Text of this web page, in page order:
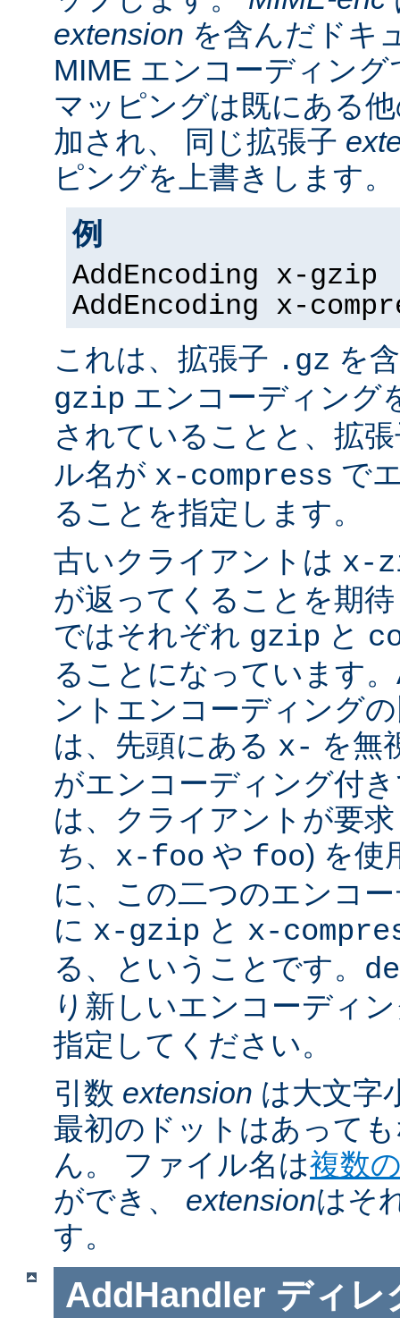
extension を含んだドキ
MIME エンコーディン
マッピングは既にある
加され、 同じ拡張子
ピングを上書きします。
例
AddEncoding x-gzip
AddEncoding x-
これは、拡張子 .gz を
gzip エンコーディング
されていることと、拡
ル名が x-compress で
ることを指定します。
古いクライアントは x-
が返ってくることを期
ではそれぞれ gzip と
ることになっています
ントエンコーディング
は、先頭にある x- を無
がエンコーディング付
は、クライアントが要
ち、 x-foo や foo) を使
に、この二つのエンコ
に x-gzip と x-
る、ということです。
り新しいエンコーディ
指定してください。
引数 extension は大文字
最初のドットはあって
ん。 ファイル名は複数
ができ、 extensionはそ
す。
AddHandler ディレ